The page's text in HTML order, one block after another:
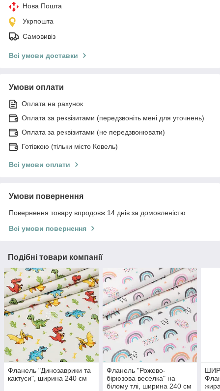
Нова Пошта
Укрпошта
Самовивіз
Всі умови доставки
Умови оплати
Оплата на рахунок
Оплата за реквізитами (передзвоніть мені для уточнень)
Оплата за реквізитами (не передзвонювати)
Готівкою (тільки місто Ковель)
Всі умови оплати
Умови повернення
Повернення товару впродовж 14 днів за домовленістю
Всі умови повернення
Подібні товари компанії
Фланель "Динозаврики та
кактуси", ширина 240 см
Фланель "Рожево-
бірюзова веселка" на
білому тлі, ширина 240 см